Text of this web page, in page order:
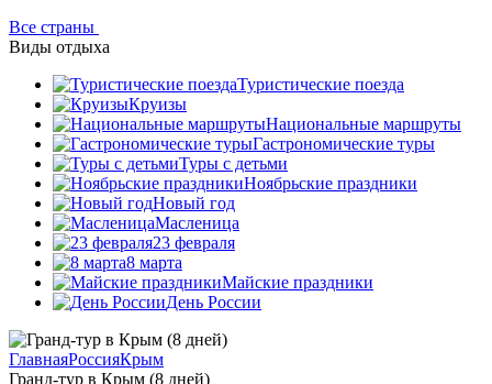
Все страны
Виды отдыха
Туристические поезда
Круизы
Национальные маршруты
Гастрономические туры
Туры с детьми
Ноябрьские праздники
Новый год
Масленица
23 февраля
8 марта
Майские праздники
День России
ГлавнаяРоссияКрым
Гранд-тур в Крым (8 дней)